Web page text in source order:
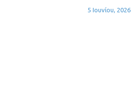
5 Ιουνίου, 2026